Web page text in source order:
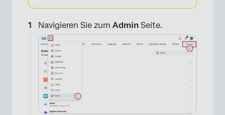
Navigieren Sie zum Admin Seite.